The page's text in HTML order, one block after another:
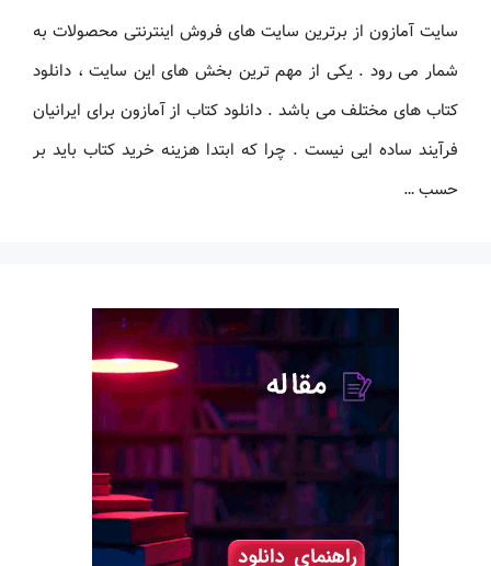
سایت آمازون از برترین سایت های فروش اینترنتی محصولات به
شمار می رود . یکی از مهم ترین بخش های این سایت ، دانلود
کتاب های مختلف می باشد . دانلود کتاب از آمازون برای ایرانیان
فرآیند ساده ایی نیست . چرا که ابتدا هزینه خرید کتاب باید بر
حسب …